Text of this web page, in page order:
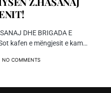
DHE BRIGADA E
kafen e mëngjesit e kam…
NO COMMENTS